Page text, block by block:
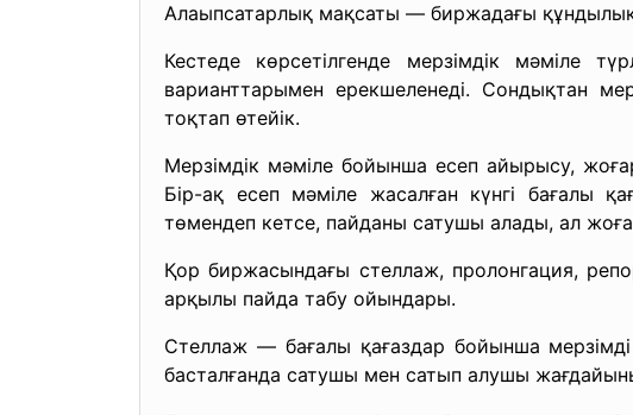
Алаыпсатарлық мақсаты — биржадағы
Кестеде көрсетілгенде мерзімдік мәміле
варианттарымен ерекшеленеді. Сондықтан
тоқтап өтейік.
Мерзімдік мәміле бойынша есеп айырысу,
Бір-ақ есеп мәміле жасалған күнгі бағалы
төмендеп кетсе, пайданы сатушы алады, ал
Қор биржасындағы стеллаж, пролонгация,
арқылы пайда табу ойындары.
Стеллаж — бағалы қағаздар бойынша
басталғанда сатушы мен сатып алушы